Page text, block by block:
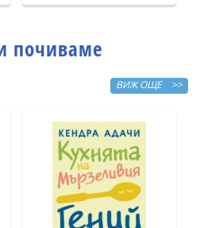
почиваме
ВИЖ ОЩЕ >>